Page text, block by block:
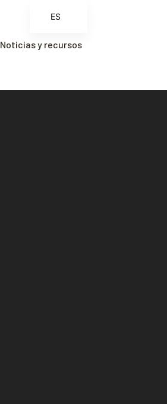
Noticias y recursos
ES